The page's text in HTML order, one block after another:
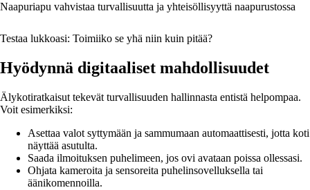
Naapuriapu vahvistaa turvallisuutta ja yhteisöllisyyttä naapurustossa
Testaa lukkoasi: Toimiiko se yhä niin kuin pitää?
Hyödynnä digitaaliset mahdollisuudet
Älykotiratkaisut tekevät turvallisuuden hallinnasta entistä helpompaa.
Voit esimerkiksi:
Asettaa valot syttymään ja sammumaan automaattisesti, jotta koti
näyttää asutulta.
Saada ilmoituksen puhelimeen, jos ovi avataan poissa ollessasi.
Ohjata kameroita ja sensoreita puhelinsovelluksella tai
äänikomennoilla.